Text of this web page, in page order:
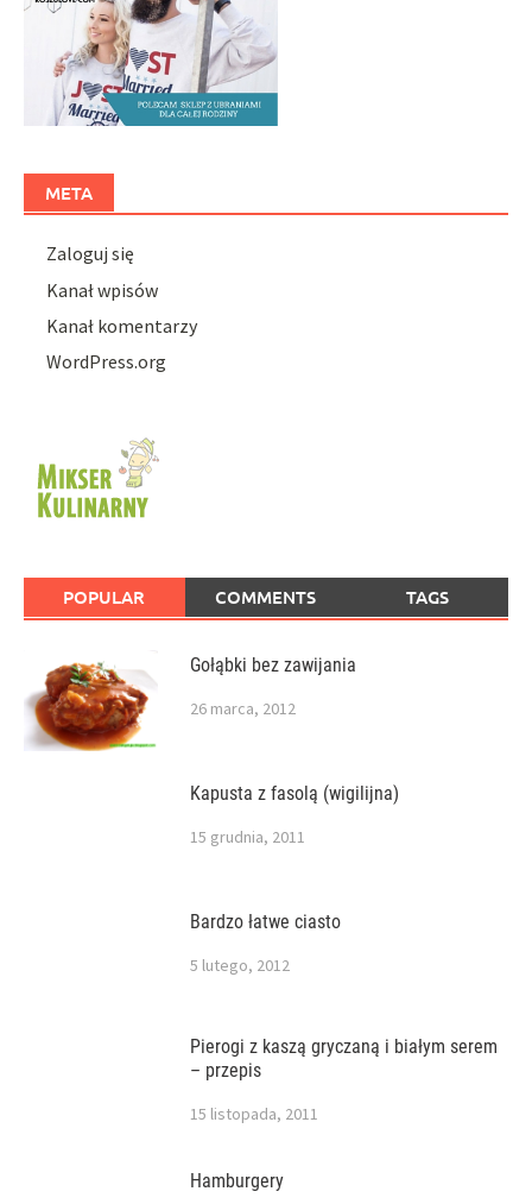
META
Zaloguj się
Kanał wpisów
Kanał komentarzy
WordPress.org
POPULAR COMMENTS TAGS
Gołąbki bez zawijania
26 marca, 2012
Kapusta z fasolą (wigilijna)
15 grudnia, 2011
Bardzo łatwe ciasto
5 lutego, 2012
Pierogi z kaszą gryczaną i białym serem
– przepis
15 listopada, 2011
Hamburgery